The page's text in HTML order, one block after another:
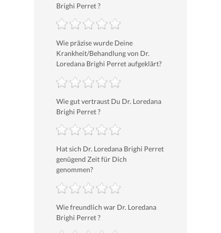
Brighi Perret ?
Wie präzise wurde Deine
Krankheit/Behandlung von Dr.
Loredana Brighi Perret aufgeklärt?
Wie gut vertraust Du Dr. Loredana
Brighi Perret ?
Hat sich Dr. Loredana Brighi Perret
genügend Zeit für Dich
genommen?
Wie freundlich war Dr. Loredana
Brighi Perret ?